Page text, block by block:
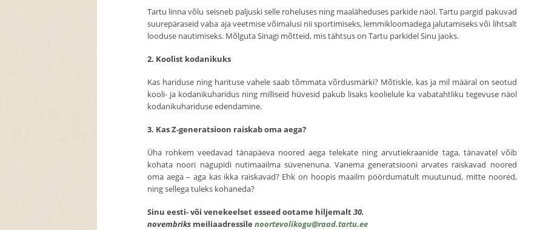
Tartu linna võlu seisneb paljuski selle roheluses ning maaläheduses parkide näol. Tartu pargid pakuvad
suurepäraseid vaba aja veetmise võimalusi nii sportimiseks, lemmikloomadega jalutamiseks või lihtsalt
looduse nautimiseks. Mõlguta Sinagi mõtteid, mis tähtsus on Tartu parkidel Sinu jaoks.
2. Koolist kodanikuks
Kas hariduse ning harituse vahele saab tõmmata võrdusmärki? Mõtiskle, kas ja mil määral on seotud
kooli- ja kodanikuharidus ning milliseid hüvesid pakub lisaks koolielule ka vabatahtliku tegevuse näol
kodanikuhariduse edendamine.
3. Kas Z-generatsioon raiskab oma aega?
Üha rohkem veedavad tänapäeva noored aega telekate ning arvutiekraanide taga, tänavatel võib
kohata noori nägupidi nutimaailma süvenenuna. Vanema generatsiooni arvates raiskavad noored
oma aega – aga kas ikka raiskavad? Ehk on hoopis maailm pöördumatult muutunud, mitte noored,
ning sellega tuleks kohaneda?
Sinu eesti- või venekeelset esseed ootame hiljemalt30.
novembriks meiliaadressilenoortevolikogu@raad.tartu.ee